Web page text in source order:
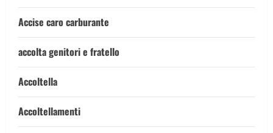
Accise caro carburante
accolta genitori e fratello
Accoltella
Accoltellamenti